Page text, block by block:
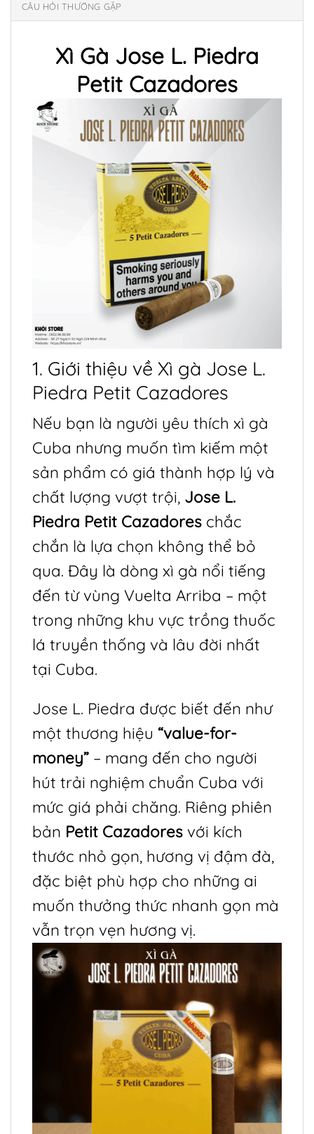
CÂU HỎI THƯỜNG GẶP
Xì Gà Jose L. Piedra
Petit Cazadores
1. Giới thiệu về Xì gà Jose L.
Piedra Petit Cazadores
Nếu bạn là người yêu thích xì gà
Cuba nhưng muốn tìm kiếm một
sản phẩm có giá thành hợp lý và
chất lượng vượt trội, Jose L.
Piedra Petit Cazadores chắc
chắn là lựa chọn không thể bỏ
qua. Đây là dòng xì gà nổi tiếng
đến từ vùng Vuelta Arriba – một
trong những khu vực trồng thuốc
lá truyền thống và lâu đời nhất
tại Cuba.
Jose L. Piedra được biết đến như
một thương hiệu “value-for-
money” – mang đến cho người
hút trải nghiệm chuẩn Cuba với
mức giá phải chăng. Riêng phiên
bản Petit Cazadores với kích
thước nhỏ gọn, hương vị đậm đà,
đặc biệt phù hợp cho những ai
muốn thưởng thức nhanh gọn mà
vẫn trọn vẹn hương vị.